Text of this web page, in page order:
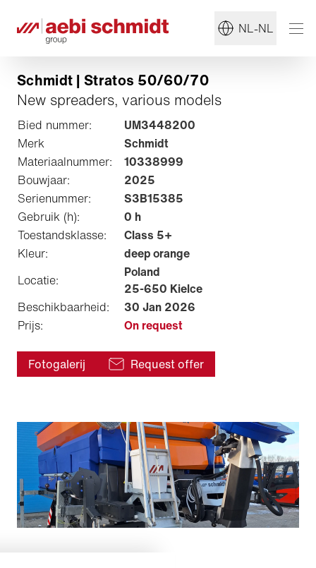
NL-NL
Schmidt | Stratos 50/60/70
New spreaders, various models
Bied nummer:
UM3448200
Merk
Schmidt
Materiaalnummer:
10338999
Bouwjaar:
2025
Serienummer:
S3B15385
Gebruik (h):
0 h
Toestandsklasse:
Class 5+
Kleur:
deep orange
Locatie:
Poland
25-650 Kielce
Beschikbaarheid:
30 Jan 2026
Prijs:
On request
Fotogalerij Request offer